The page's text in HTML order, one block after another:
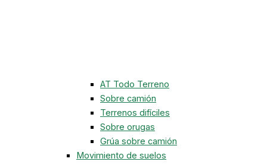
AT Todo Terreno
Sobre camión
Terrenos difíciles
Sobre orugas
Grúa sobre camión
Movimiento de suelos